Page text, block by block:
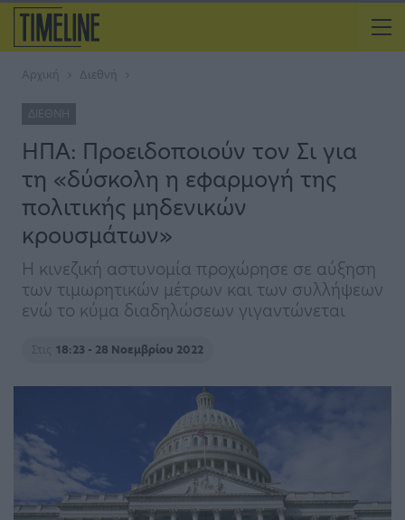
Αρχική Διεθνή
ΔΙΕΘΝΉ
ΗΠΑ: Προειδοποιούν τον Σι για
τη «δύσκολη η εφαρμογή της
πολιτικής μηδενικών
κρουσμάτων»
Η κινεζική αστυνομία προχώρησε σε αύξηση
των τιμωρητικών μέτρων και των συλλήψεων
ενώ το κύμα διαδηλώσεων γιγαντώνεται
Στις 18:23 - 28 Νοεμβρίου 2022